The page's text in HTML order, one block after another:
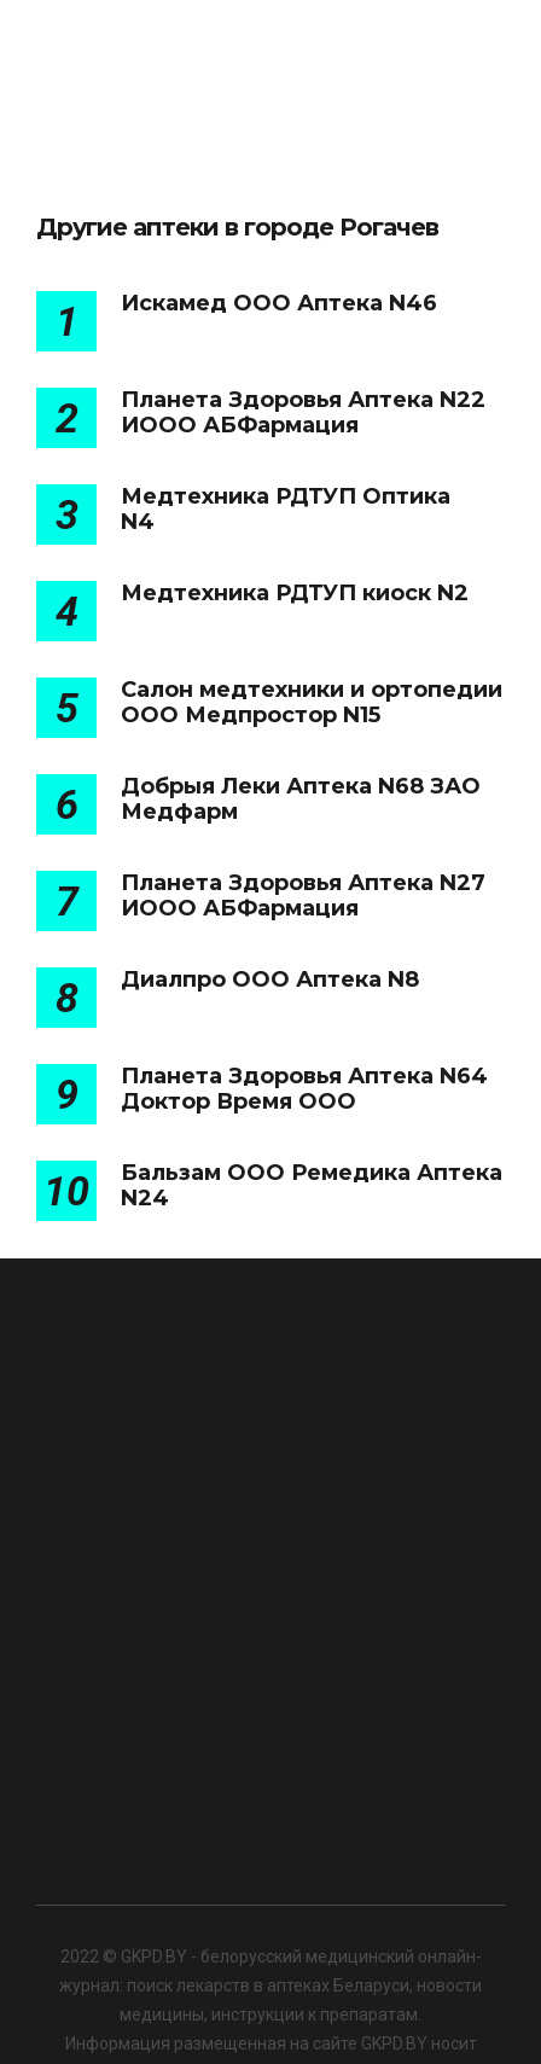
Другие аптеки в городе Рогачев
1 Искамед ООО Аптека N46
2
Планета Здоровья Аптека N22
ИООО АБФармация
3
Медтехника РДТУП Оптика
N4
4 Медтехника РДТУП киоск N2
5
Салон медтехники и ортопедии
ООО Медпростор N15
6
Добрыя Леки Аптека N68 ЗАО
Медфарм
7
Планета Здоровья Аптека N27
ИООО АБФармация
8 Диалпро ООО Аптека N8
9
Планета Здоровья Аптека N64
Доктор Время ООО
10
Бальзам ООО Ремедика Аптека
N24
2022 © GKPD.BY - белорусский медицинский онлайн-
журнал: поиск лекарств в аптеках Беларуси, новости
медицины, инструкции к препаратам.
Информация размещенная на сайте GKPD.BY носит